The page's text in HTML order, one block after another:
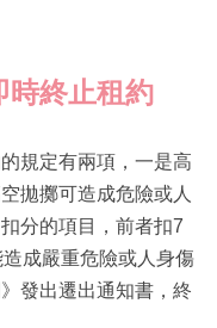
時終止租約
規定有兩項，一是高
拋擲可造成危險或人
分的項目，前者扣7
成嚴重危險或人身傷
發出遷出通知書，終